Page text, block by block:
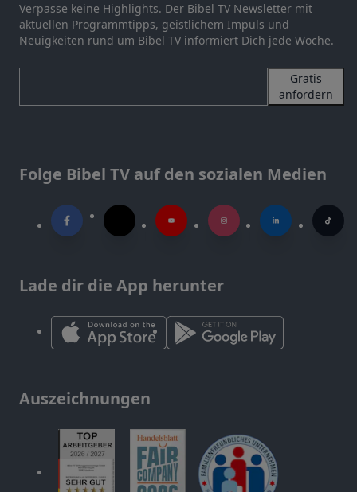
Verpasse keine Highlights. Der Bibel TV Newsletter mit
aktuellen Programmtipps, geistlichem Impuls und
Neuigkeiten rund um Bibel TV informiert Dich jede Woche.
Gratis
anfordern
Folge Bibel TV auf den sozialen Medien
Lade dir die App herunter
Auszeichnungen